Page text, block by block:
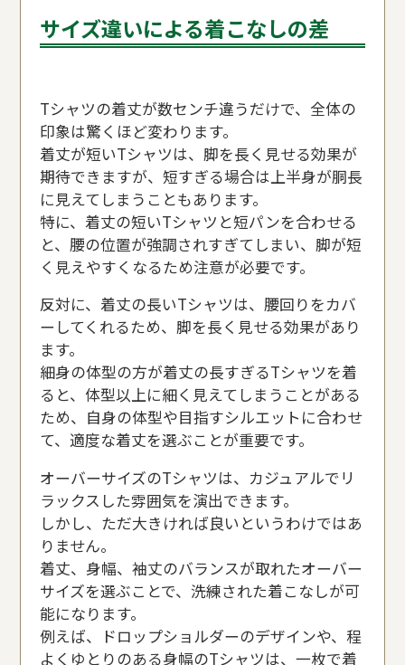
サイズ違いによる着こなしの差
Tシャツの着丈が数センチ違うだけで、全体の
印象は驚くほど変わります。
着丈が短いTシャツは、脚を長く見せる効果が
期待できますが、短すぎる場合は上半身が胴長
に見えてしまうこともあります。
特に、着丈の短いTシャツと短パンを合わせる
と、腰の位置が強調されすぎてしまい、脚が短
く見えやすくなるため注意が必要です。
反対に、着丈の長いTシャツは、腰回りをカバ
ーしてくれるため、脚を長く見せる効果があり
ます。
細身の体型の方が着丈の長すぎるTシャツを着
ると、体型以上に細く見えてしまうことがある
ため、自身の体型や目指すシルエットに合わせ
て、適度な着丈を選ぶことが重要です。
オーバーサイズのTシャツは、カジュアルでリ
ラックスした雰囲気を演出できます。
しかし、ただ大きければ良いというわけではあ
りません。
着丈、身幅、袖丈のバランスが取れたオーバー
サイズを選ぶことで、洗練された着こなしが可
能になります。
例えば、ドロップショルダーのデザインや、程
よくゆとりのある身幅のTシャツは、一枚で着